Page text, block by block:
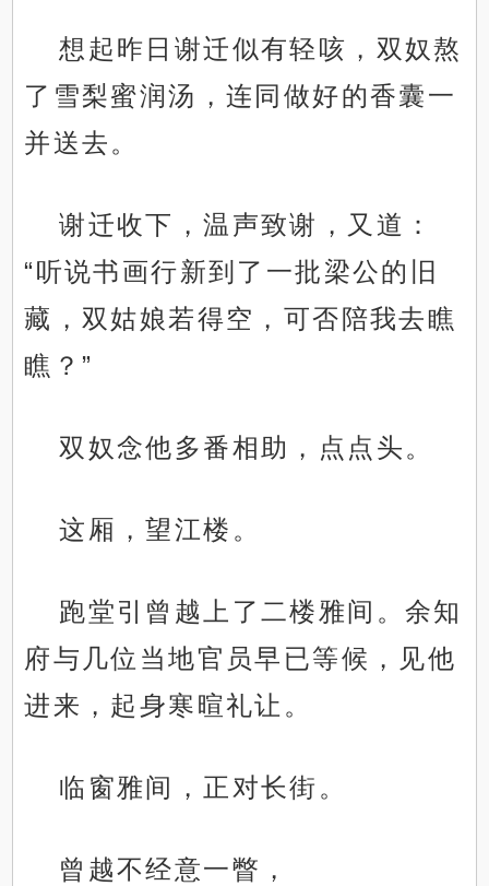
想起昨日谢迁似有轻咳，双奴熬
了雪梨蜜润汤，连同做好的香囊一
并送去。
谢迁收下，温声致谢，又道：
“听说书画行新到了一批梁公的旧
藏，双姑娘若得空，可否陪我去瞧
瞧？”
双奴念他多番相助，点点头。
这厢，望江楼。
跑堂引曾越上了二楼雅间。余知
府与几位当地官员早已等候，见他
进来，起身寒暄礼让。
临窗雅间，正对长街。
曾越不经意一瞥，